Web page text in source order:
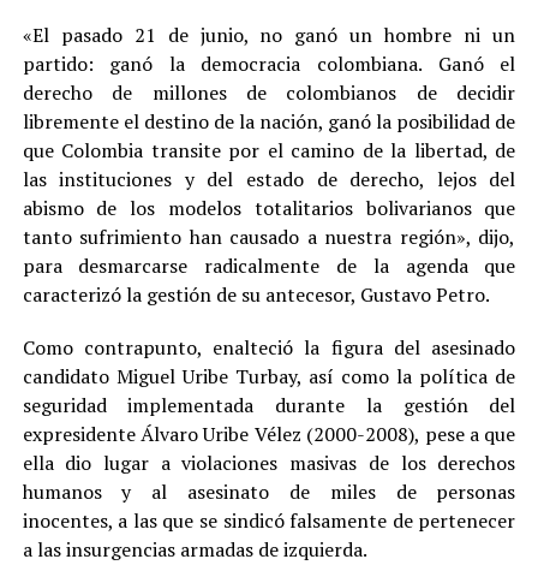
«El pasado 21 de junio, no ganó un hombre ni un
partido: ganó la democracia colombiana. Ganó el
derecho de millones de colombianos de decidir
libremente el destino de la nación, ganó la posibilidad de
que Colombia transite por el camino de la libertad, de
las instituciones y del estado de derecho, lejos del
abismo de los modelos totalitarios bolivarianos que
tanto sufrimiento han causado a nuestra región», dijo,
para desmarcarse radicalmente de la agenda que
caracterizó la gestión de su antecesor, Gustavo Petro.
Como contrapunto, enalteció la figura del asesinado
candidato Miguel Uribe Turbay, así como la política de
seguridad implementada durante la gestión del
expresidente Álvaro Uribe Vélez (2000-2008), pese a que
ella dio lugar a violaciones masivas de los derechos
humanos y al asesinato de miles de personas
inocentes, a las que se sindicó falsamente de pertenecer
a las insurgencias armadas de izquierda.